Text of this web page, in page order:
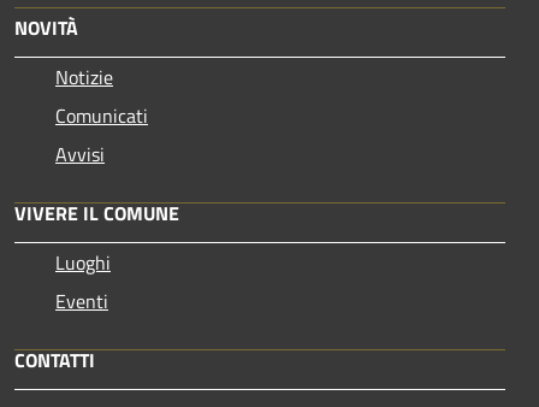
NOVITÀ
Notizie
Comunicati
Avvisi
VIVERE IL COMUNE
Luoghi
Eventi
CONTATTI